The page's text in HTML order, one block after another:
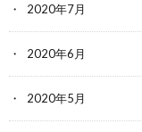
2020年7月
2020年6月
2020年5月